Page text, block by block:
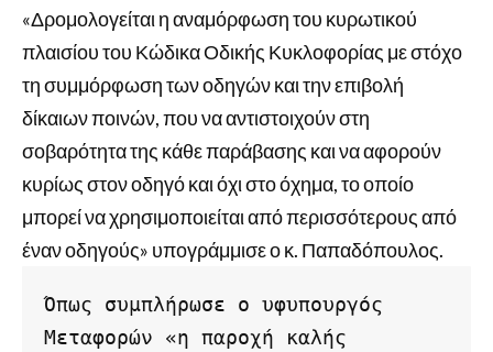
«Δρομολογείται η αναμόρφωση του κυρωτικού
πλαισίου του Κώδικα Οδικής Κυκλοφορίας με στόχο
τη συμμόρφωση των οδηγών και την επιβολή
δίκαιων ποινών, που να αντιστοιχούν στη
σοβαρότητα της κάθε παράβασης και να αφορούν
κυρίως στον οδηγό και όχι στο όχημα, το οποίο
μπορεί να χρησιμοποιείται από περισσότερους από
έναν οδηγούς» υπογράμμισε ο κ. Παπαδόπουλος.
Όπως συμπλήρωσε ο υφυπουργός
Μεταφορών «η παροχή καλής